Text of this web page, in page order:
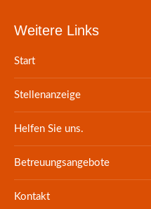
Weitere Links
Start
Stellenanzeige
Helfen Sie uns.
Betreuungsangebote
Kontakt